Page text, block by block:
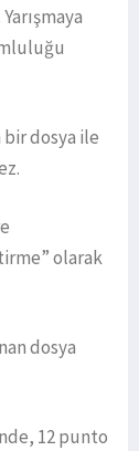
bir dosya ile
olarak
dosya
12 punto